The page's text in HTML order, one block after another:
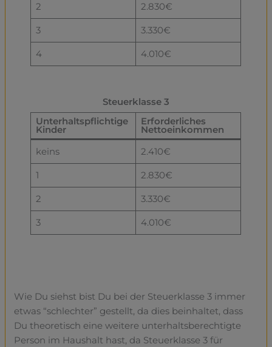
2 2.830€
3 3.330€
4 4.010€
Steuerklasse 3
Unterhaltspflichtige
Kinder
Erforderliches
Nettoeinkommen
keins
2.410€
1 2.830€
2 3.330€
3 4.010€
Wie Du siehst bist Du bei der Steuerklasse 3 immer
etwas “schlechter” gestellt, da dies beinhaltet, dass
Du theoretisch eine weitere unterhaltsberechtigte
Person im Haushalt hast, da Steuerklasse 3 für